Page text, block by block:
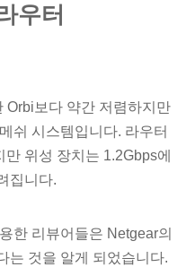
우터
Orbi보다 약간 저렴하지만
쉬 시스템입니다. 라우터
위성 장치는 1.2Gbps에
집니다.
한 리뷰어들은 Netgear의
는 것을 알게 되었습니다.